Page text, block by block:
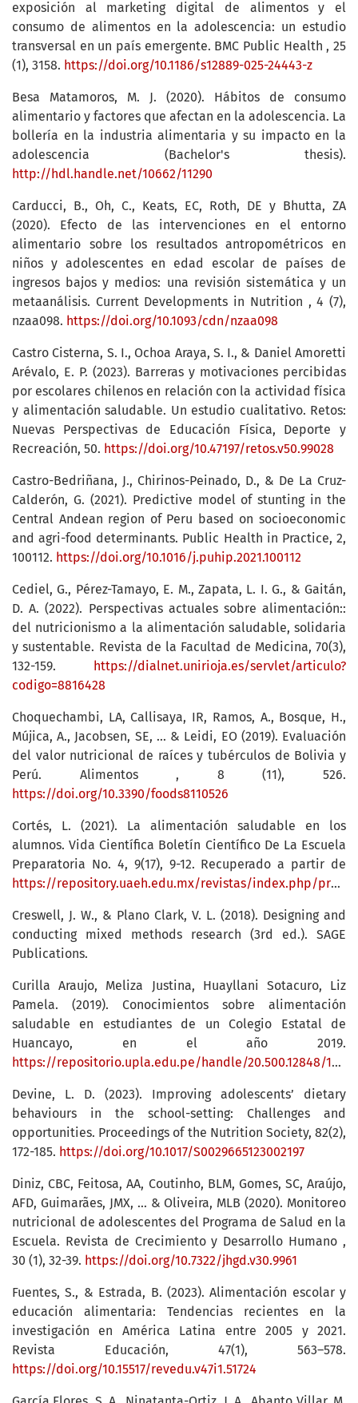
exposición al marketing digital de alimentos y el
consumo de alimentos en la adolescencia: un estudio
transversal en un país emergente. BMC Public Health , 25
(1), 3158. https://doi.org/10.1186/s12889-025-24443-z
Besa Matamoros, M. J. (2020). Hábitos de consumo
alimentario y factores que afectan en la adolescencia. La
bollería en la industria alimentaria y su impacto en la
adolescencia (Bachelor's thesis).
http://hdl.handle.net/10662/11290
Carducci, B., Oh, C., Keats, EC, Roth, DE y Bhutta, ZA
(2020). Efecto de las intervenciones en el entorno
alimentario sobre los resultados antropométricos en
niños y adolescentes en edad escolar de países de
ingresos bajos y medios: una revisión sistemática y un
metaanálisis. Current Developments in Nutrition , 4 (7),
nzaa098. https://doi.org/10.1093/cdn/nzaa098
Castro Cisterna, S. I., Ochoa Araya, S. I., & Daniel Amoretti
Arévalo, E. P. (2023). Barreras y motivaciones percibidas
por escolares chilenos en relación con la actividad física
y alimentación saludable. Un estudio cualitativo. Retos:
Nuevas Perspectivas de Educación Física, Deporte y
Recreación, 50. https://doi.org/10.47197/retos.v50.99028
Castro-Bedriñana, J., Chirinos-Peinado, D., & De La Cruz-
Calderón, G. (2021). Predictive model of stunting in the
Central Andean region of Peru based on socioeconomic
and agri-food determinants. Public Health in Practice, 2,
100112. https://doi.org/10.1016/j.puhip.2021.100112
Cediel, G., Pérez-Tamayo, E. M., Zapata, L. I. G., & Gaitán,
D. A. (2022). Perspectivas actuales sobre alimentación::
del nutricionismo a la alimentación saludable, solidaria
y sustentable. Revista de la Facultad de Medicina, 70(3),
132-159.
https://dialnet.unirioja.es/servlet/articulo?
codigo=8816428
Choquechambi, LA, Callisaya, IR, Ramos, A., Bosque, H.,
Mújica, A., Jacobsen, SE, ... & Leidi, EO (2019). Evaluación
del valor nutricional de raíces y tubérculos de Bolivia y
Perú. Alimentos , 8 (11), 526.
https://doi.org/10.3390/foods8110526
Cortés, L. (2021). La alimentación saludable en los
alumnos. Vida Científica Boletín Científico De La Escuela
Preparatoria No. 4, 9(17), 9-12. Recuperado a partir de
https://repository.uaeh.edu.mx/revistas/index.php/prepa4/article/view/6626
Creswell, J. W., & Plano Clark, V. L. (2018). Designing and
conducting mixed methods research (3rd ed.). SAGE
Publications.
Curilla Araujo, Meliza Justina, Huayllani Sotacuro, Liz
Pamela. (2019). Conocimientos sobre alimentación
saludable en estudiantes de un Colegio Estatal de
Huancayo, en el año 2019.
https://repositorio.upla.edu.pe/handle/20.500.12848/1684
Devine, L. D. (2023). Improving adolescents’ dietary
behaviours in the school-setting: Challenges and
opportunities. Proceedings of the Nutrition Society, 82(2),
172-185. https://doi.org/10.1017/S0029665123002197
Diniz, CBC, Feitosa, AA, Coutinho, BLM, Gomes, SC, Araújo,
AFD, Guimarães, JMX, ... & Oliveira, MLB (2020). Monitoreo
nutricional de adolescentes del Programa de Salud en la
Escuela. Revista de Crecimiento y Desarrollo Humano ,
30 (1), 32-39. https://doi.org/10.7322/jhgd.v30.9961
Fuentes, S., & Estrada, B. (2023). Alimentación escolar y
educación alimentaria: Tendencias recientes en la
investigación en América Latina entre 2005 y 2021.
Revista Educación, 47(1), 563–578.
https://doi.org/10.15517/revedu.v47i1.51724